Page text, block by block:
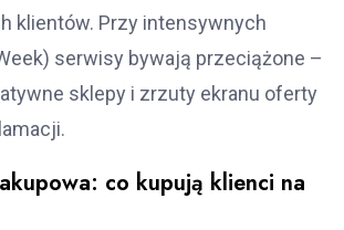
klientów. Przy intensywnych
serwisy bywają przeciążone –
sklepy i zrzuty ekranu oferty
co kupują klienci na